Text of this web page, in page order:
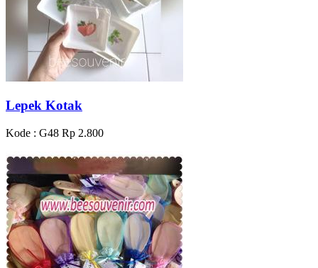
Lepek Kotak
Kode : G48 Rp 2.800